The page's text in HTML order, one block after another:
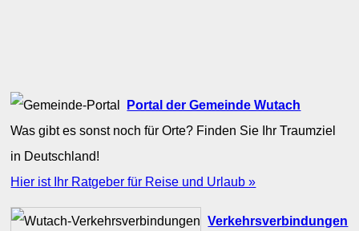
Portal der Gemeinde Wutach
Was gibt es sonst noch für Orte? Finden Sie Ihr Traumziel
in Deutschland!
Hier ist Ihr Ratgeber für Reise und Urlaub »
Verkehrsverbindungen